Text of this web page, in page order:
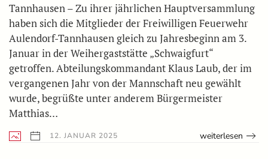
Tannhausen – Zu ihrer jährlichen Hauptversammlung
haben sich die Mitglieder der Freiwilligen Feuerwehr
Aulendorf-Tannhausen gleich zu Jahresbeginn am 3.
Januar in der Weihergaststätte „Schwaigfurt“
getroffen. Abteilungskommandant Klaus Laub, der im
vergangenen Jahr von der Mannschaft neu gewählt
wurde, begrüßte unter anderem Bürgermeister
Matthias…
12. JANUAR 2025 weiterlesen